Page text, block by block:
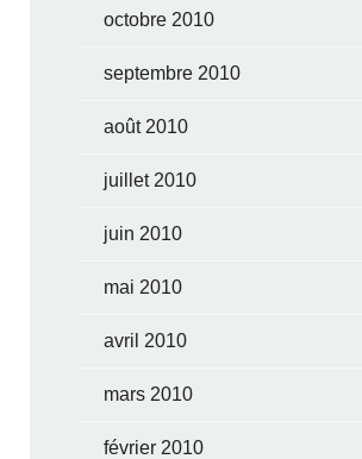
octobre 2010
septembre 2010
août 2010
juillet 2010
juin 2010
mai 2010
avril 2010
mars 2010
février 2010